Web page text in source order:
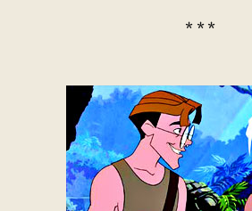
* * *